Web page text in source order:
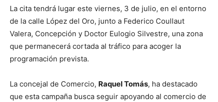
La cita tendrá lugar este viernes, 3 de julio, en el entorno
de la calle López del Oro, junto a Federico Coullaut
Valera, Concepción y Doctor Eulogio Silvestre, una zona
que permanecerá cortada al tráfico para acoger la
programación prevista.
La concejal de Comercio, Raquel Tomás, ha destacado
que esta campaña busca seguir apoyando al comercio de